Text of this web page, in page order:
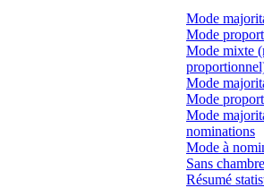
Mode
Mode
Mode mixte
Mode
Mode
Mode
nominations
Mode à
Sans
Résumé